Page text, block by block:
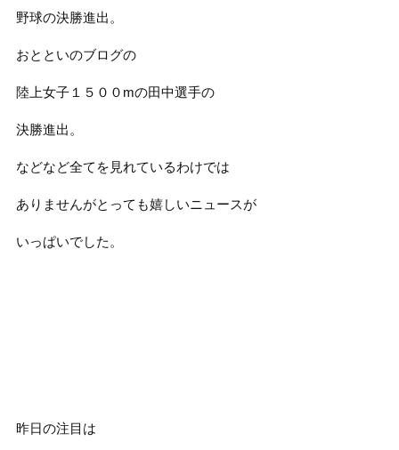
野球の決勝進出。
おとといのブログの
陸上女子１５００mの田中選手の
決勝進出。
などなど全てを見れているわけでは
ありませんがとっても嬉しいニュースが
いっぱいでした。
昨日の注目は